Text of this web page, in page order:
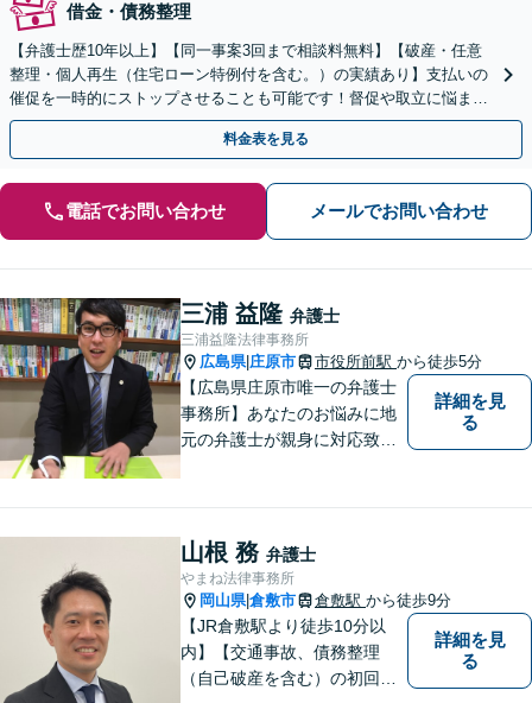
借金・債務整理
【弁護士歴10年以上】【同一事案3回まで相談料無料】【破産・任意
整理・個人再生（住宅ローン特例付を含む。）の実績あり】支払いの
催促を一時的にストップさせることも可能です！督促や取立に悩まれ
ている方、ぜひご相談ください
料金表を見る
電話でお問い合わせ メールでお問い合わせ
三浦 益隆 弁護士
三浦益隆法律事務所
広島県| 庄原市 市役所前駅 から徒歩5分
【広島県庄原市唯一の弁護士
事務所】あなたのお悩みに地
元の弁護士が親身に対応致し
詳細を見
る
山根 務 弁護士
やまね法律事務所
岡山県|倉敷市 倉敷駅 から徒歩9分
【JR倉敷駅より徒歩10分以
内】【交通事故、債務整理
（自己破産を含む）の初回相
詳細を見
る